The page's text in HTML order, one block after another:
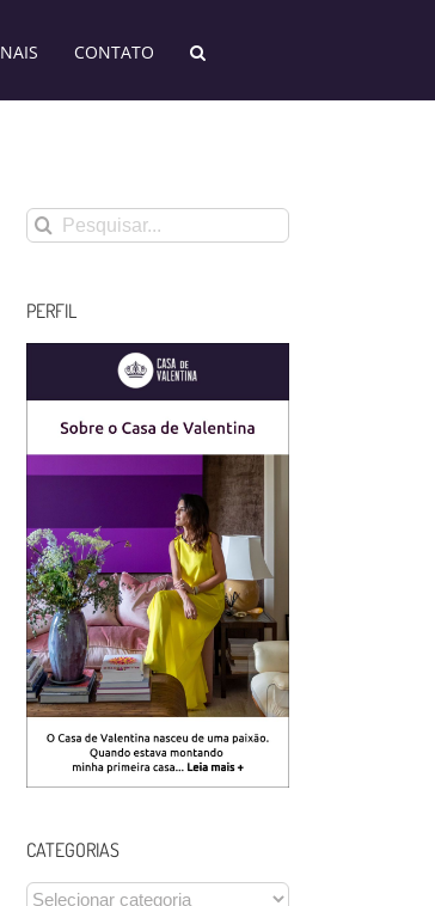
CONTATO
Buscar
resultados
PERFIL
CATEGORIAS
CATEGORIAS